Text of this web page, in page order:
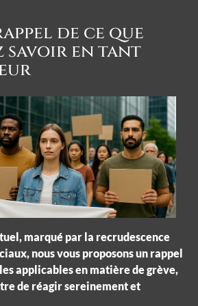
de ce que
savoir en tant
marqué par la recrudescence
nous vous proposons un rappel
applicables en matière de grève,
de réagir sereinement et